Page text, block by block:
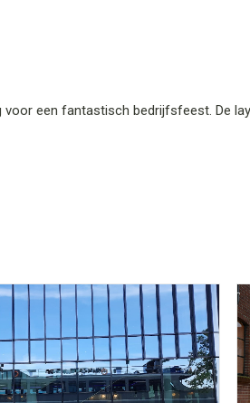
een fantastisch bedrijfsfeest. De